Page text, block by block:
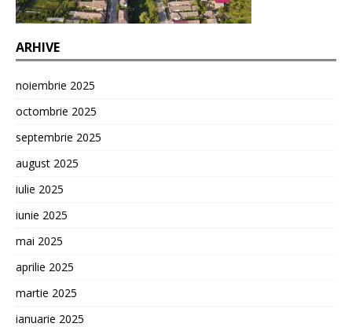
ARHIVE
noiembrie 2025
octombrie 2025
septembrie 2025
august 2025
iulie 2025
iunie 2025
mai 2025
aprilie 2025
martie 2025
ianuarie 2025